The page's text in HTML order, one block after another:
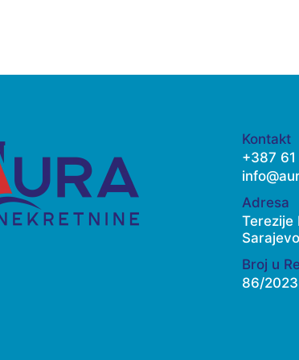
Kontakt
+387
Adresa
Terezije
Sarajevo
Broj u
86/2023